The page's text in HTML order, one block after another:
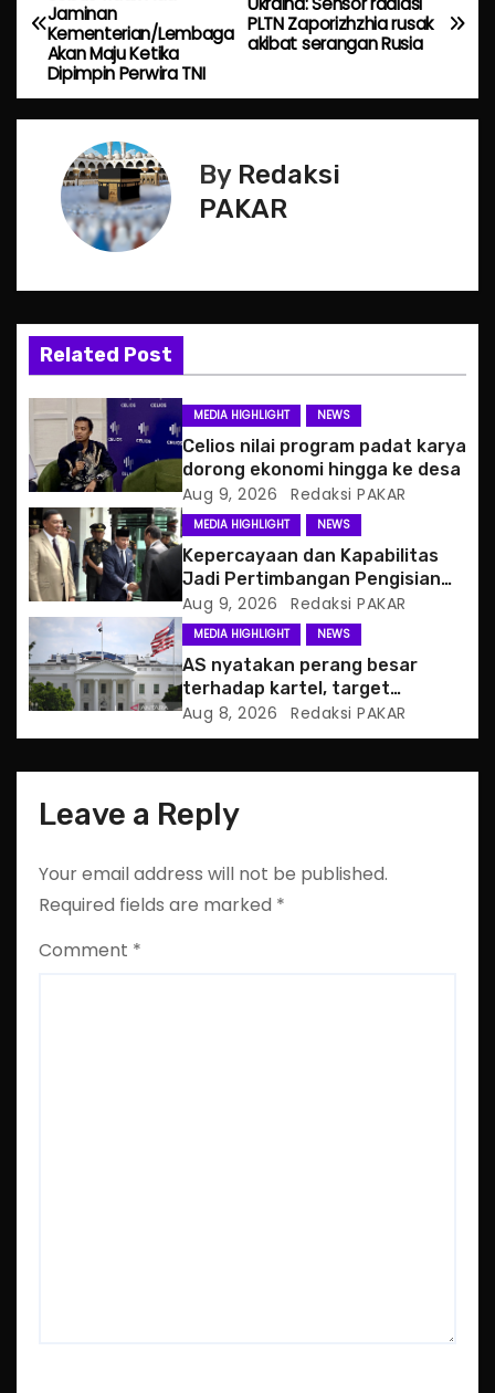
o
s
t
g
a
t
i
o
n
PLTN Zaporizhzhia rusak
akibat serangan Rusia
Jaminan
Kementerian/Lembaga
Akan Maju Ketika
Dipimpin Perwira TNI
By Redaksi
PAKAR
Related Post
MEDIA HIGHLIGHT NEWS
Celios nilai program padat karya
dorong ekonomi hingga ke desa
Aug 9, 2026 Redaksi PAKAR
MEDIA HIGHLIGHT NEWS
Kepercayaan dan Kapabilitas
Jadi Pertimbangan Pengisian
Posisi Wamenhan
Aug 9, 2026 Redaksi PAKAR
MEDIA HIGHLIGHT NEWS
AS nyatakan perang besar
terhadap kartel, target
pertama CJNG
Aug 8, 2026 Redaksi PAKAR
Leave a Reply
Your email address will not be published.
Required fields are marked *
Comment *